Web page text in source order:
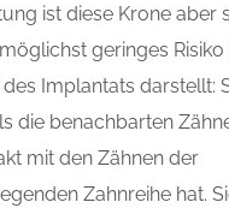
ist diese Krone aber
geringes
Implantats darstellt:
die benachbarten
mit den Zähnen der
Zahnreihe hat.